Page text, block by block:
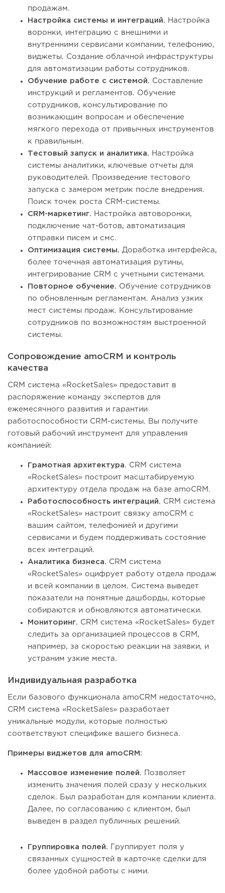
продажам.
Настройка системы и интеграций.
Настройка
воронки, интеграцию с внешними и
внутренними сервисами компании, телефонию,
виджеты. Создание облачной инфраструктуры
для автоматизации работы сотрудников.
Обучение работе с системой. Составление
инструкций и регламентов. Обучение
сотрудников, консультирование по
возникающим вопросам и обеспечение
мягкого перехода от привычных инструментов
к правильным.
Тестовый запуск и аналитика. Настройка
системы аналитики, ключевые отчеты для
руководителей. Произведение тестового
запуска с замером метрик после внедрения.
Поиск точек роста CRM-системы.
CRM-маркетинг.
Настройка автоворонки,
подключение чат-ботов, автоматизация
отправки писем и смс.
Оптимизация системы. Доработка интерфейса,
более точечная автоматизация рутины,
интегрирование CRM с учетными системами.
Повторное обучение. Обучение сотрудников
по обновленным регламентам. Анализ узких
мест системы продаж. Консультирование
сотрудников по возможностям выстроенной
системы.
Сопровождение amoCRM и контроль
качества
CRM система «RocketSales» предоставит в
распоряжение команду экспертов для
ежемесячного развития и гарантии
работоспособности CRM-системы. Вы получите
готовый рабочий инструмент для управления
компанией:
Грамотная архитектура. CRM система
«RocketSales» построит масштабируемую
архитектуру отдела продаж на базе amoCRM.
Работоспособность интеграций. CRM система
«RocketSales» настроит связку amoCRM с
вашим сайтом, телефонией и другими
сервисами и будем поддерживать состояние
всех интеграций.
Аналитика бизнеса. CRM система
«RocketSales» оцифрует работу отдела продаж
и всей компании в целом. Система выведет
показатели на понятные дашборды, которые
собираются и обновляются автоматически.
Мониторинг. CRM система «RocketSales» будет
следить за организацией процессов в CRM,
например, за скоростью реакции на заявки, и
устраним узкие места.
Индивидуальная разработка
Если базового функционала amoCRM недостаточно,
CRM система «RocketSales» разработает
уникальные модули, которые полностью
соответствуют специфике вашего бизнеса.
Примеры виджетов для amoCRM:
Массовое изменение полей.
Позволяет
изменить значения полей сразу у нескольких
сделок. Был разработан для компании клиента.
Далее, по согласованию с клиентом, был
выведен в раздел публичных решений.
Группировка полей.
Группирует поля у
связанных сущностей в карточке сделки для
более удобной работы с ними.